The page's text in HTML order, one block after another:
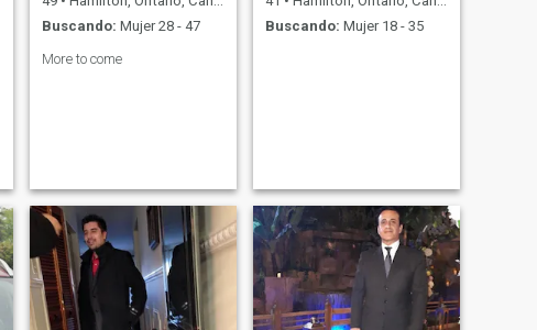
Buscando: Mujer 28 - 47
More to come
Buscando: Mujer 18 - 35